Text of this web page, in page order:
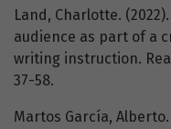
Land, Charlotte.
audience as part of a
writing instruction.
37-58.
Martos García,